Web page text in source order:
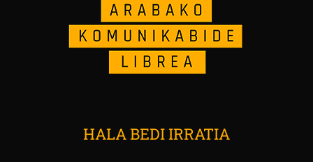
HALA BEDI IRRATIA